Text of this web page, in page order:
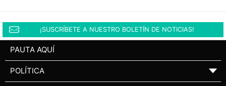
¡SUSCRÍBETE A NUESTRO BOLETÍN DE NOTICIAS!
PAUTA AQUÍ
POLÍTICA ▼